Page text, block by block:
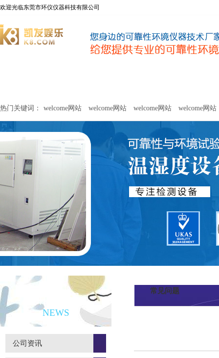
欢迎光临东莞市环仪仪器科技有限公司
关于环仪 联系环仪
热门关键词： welcome网站 welcome网站 welcome网站 welcome网站
网站 welcome网站
新闻资讯
NEWS
公司资讯
常见问题